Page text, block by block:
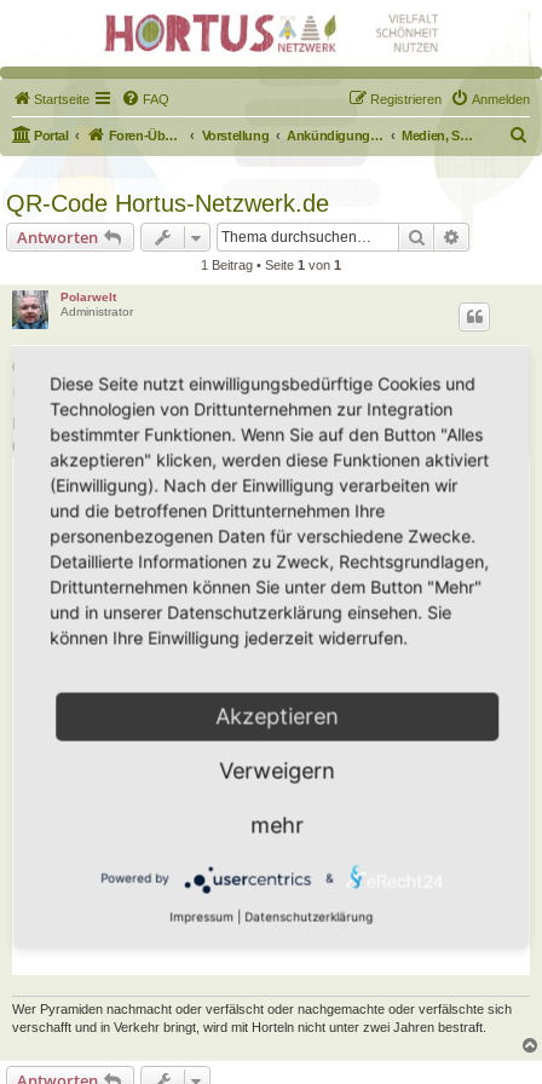
Startseite FAQ Anmelden
Registrieren
Portal Foren-Übersicht Vorstellung Ankündigungen & Fragen zum Forum Medien, Schilder, Downloads
u
QR-Code Hortus-Netzwerk.de
Antworten Suche
1 Beitrag • Seite 1 von 1
Polarwelt
Administrator
QR-Code Hortus-Netzwerk.de
Fr 16. Feb 2024, 10:45
Ein QR-Code der auf Hortus-Netzwerk.de verweist. Diesen könnt Ihr
überall positionieren.
Wer Pyramiden nachmacht oder verfälscht oder nachgemachte oder verfälschte sich
verschafft und in Verkehr bringt, wird mit Horteln nicht unter zwei Jahren bestraft.
Diese Seite nutzt einwilligungsbedürftige Cookies und
Technologien von Drittunternehmen zur Integration
bestimmter Funktionen. Wenn Sie auf den Button "Alles
akzeptieren" klicken, werden diese Funktionen aktiviert
(Einwilligung). Nach der Einwilligung verarbeiten wir
und die betroffenen Drittunternehmen Ihre
personenbezogenen Daten für verschiedene Zwecke.
Detaillierte Informationen zu Zweck, Rechtsgrundlagen,
Drittunternehmen können Sie unter dem Button "Mehr"
und in unserer Datenschutzerklärung einsehen. Sie
können Ihre Einwilligung jederzeit widerrufen.
Akzeptieren
Verweigern
mehr
Powered by &
Impressum Datenschutzerklärung